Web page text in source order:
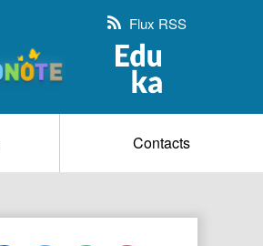
Flux RSS
Contacts